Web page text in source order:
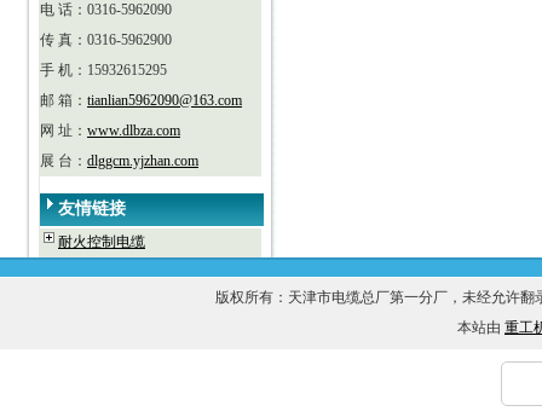
电 话：0316-5962090
传 真：0316-5962900
手 机：15932615295
邮 箱： tianlian5962090@163.com
网 址： www.dlbza.com
展 台： dlggcm.yjzhan.com
友情链接
耐火控制电缆
版权所有：天津市电缆总厂第一分厂，未经允许
本站由 重工